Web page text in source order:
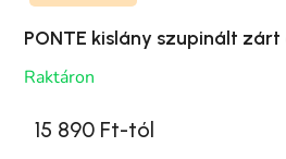
PONTE kislány szupinált
Raktáron
15 890 Ft-tól